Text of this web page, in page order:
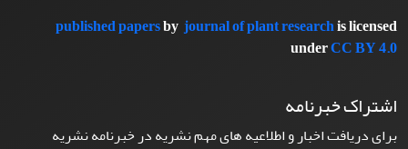
published papersbyjournal of plant researchis licensed
underCC BY 4.0
اشتراک خبرنامه
برای دریافت اخبار و اطلاعیه های مهم نشریه در خبرنامه نشریه